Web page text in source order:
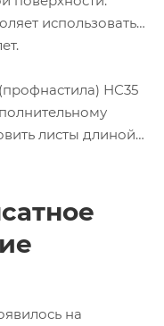
использовать
НС35
листы длиной
на